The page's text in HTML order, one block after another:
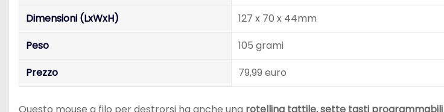
Dimensioni (LxWxH)
127 x 70 x 44mm
Peso
105 grami
Prezzo
79,99 euro